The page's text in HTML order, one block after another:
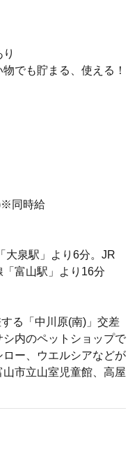
でも貯まる、使える！
同時給
大泉駅」より6分。JR
富山駅」より16分
る「中川原(南)」交差
内のペットショップで
ー、ウエルシアなどが
市立山室児童館、高屋